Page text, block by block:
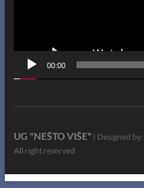
00:00
UG "NEŠTO VIŠE" | Designed by:
All right reserved